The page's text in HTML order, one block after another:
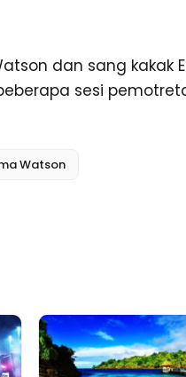
dan sang kakak
sesi
Watson